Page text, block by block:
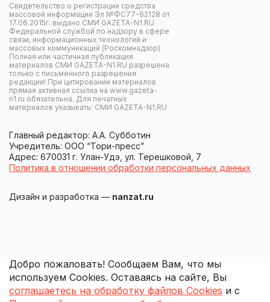
Свидетельство о регистрации средства
массовой информации Эл №ФС77-62128 от
17.06.2015г. выдано СМИ GAZETA-N1.RU
Федеральной службой по надзору в сфере
связи, информационных технологий и
массовых коммуникаций (Роскомнадзор).
Полная или частичная публикация
материалов СМИ GAZETA-N1.RU разрешена
только с письменного разрешения
редакции! При цитировании материалов
прямая активная ссылка на www.gazeta-
n1.ru обязательна. Для печатных
материалов указывать: СМИ GAZETA-N1.RU
Главный редактор: А.А. Субботин
Учредитель: ООО “Тори-пресс”
Адрес: 670031 г. Улан-Удэ, ул. Терешковой, 7
Политика в отношении обработки персональных данных
Дизайн и разработка — nanzat.ru
Добро пожаловать! Сообщаем Вам, что мы
используем Cookies. Оставаясь на сайте, Вы
соглашаетесь на обработку файлов Cookies и с